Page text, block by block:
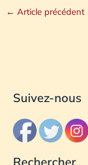
← Article précédent
Suivez-nous
Rechercher